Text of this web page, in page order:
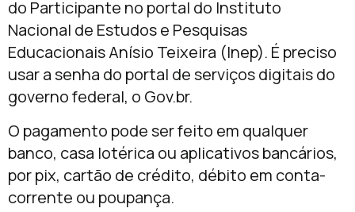
do Participante no portal do Instituto
Nacional de Estudos e Pesquisas
Educacionais Anísio Teixeira (Inep). É preciso
usar a senha do portal de serviços digitais do
governo federal, o Gov.br.
O pagamento pode ser feito em qualquer
banco, casa lotérica ou aplicativos bancários,
por pix, cartão de crédito, débito em conta-
corrente ou poupança.